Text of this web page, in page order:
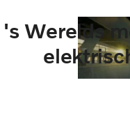
's Werelds